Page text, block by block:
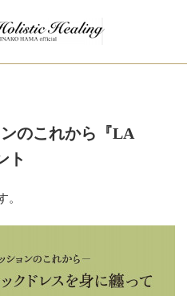
のこれから『LA
ト
。